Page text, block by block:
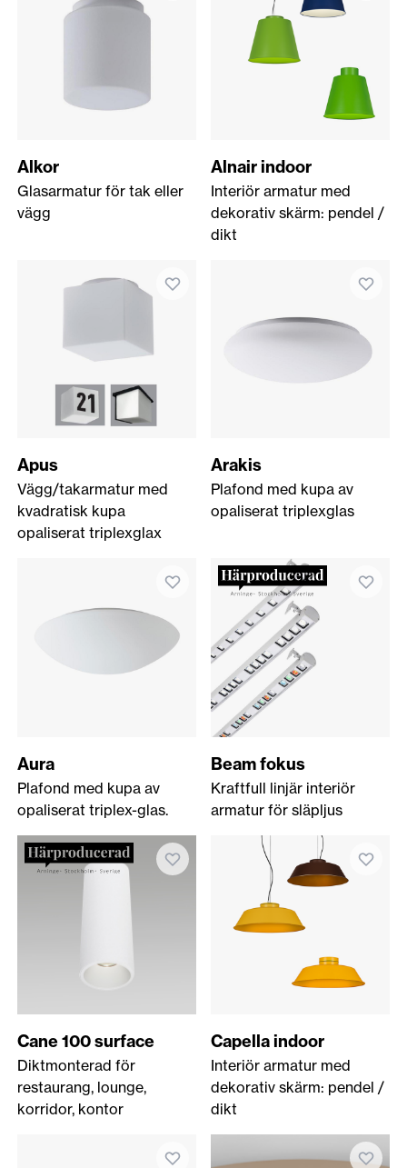
Alkor
Glasarmatur för tak eller
vägg
Alnair indoor
Interiör armatur med
dekorativ skärm: pendel /
dikt
Apus
Vägg/takarmatur med
kvadratisk kupa
opaliserat triplexglax
Arakis
Plafond med kupa av
opaliserat triplexglas
Aura
Plafond med kupa av
opaliserat triplex-glas.
Beam fokus
Kraftfull linjär interiör
armatur för släpljus
Cane 100 surface
Diktmonterad för
restaurang, lounge,
korridor, kontor
Capella indoor
Interiör armatur med
dekorativ skärm: pendel /
dikt